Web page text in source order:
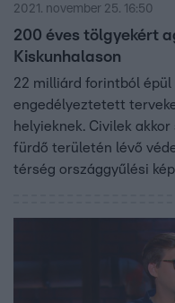
2021. november 25. 16:50
200 éves tölgyekért
Kiskunhalason
22 milliárd forintból épül
engedélyeztetett
helyieknek. Civilek
fürdő területén lévő
térség országgyűlési